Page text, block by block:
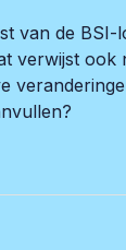
van de BSI-
verwijst ook